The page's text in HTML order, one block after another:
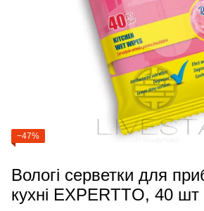
−47%
Вологі серветки для
кухні EXPERTTO, 40 шт